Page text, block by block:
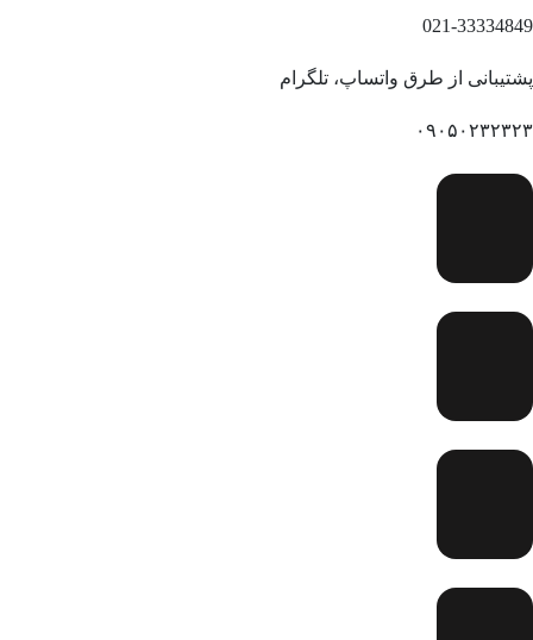
021-33334849
پشتیبانی از طرق واتساپ، تلگرام
۰۹۰۵۰۲۳۲۳۲۳